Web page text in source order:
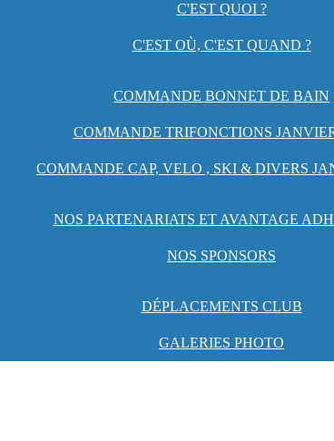
C'EST QUOI ?
C'EST OÙ, C'EST QUAND ?
COMMANDE BONNET DE BAIN
COMMANDE TRIFONCTIONS
COMMANDE CAP, VELO , SKI & DIVERS
NOS PARTENARIATS ET AVANTAGE
NOS SPONSORS
DÉPLACEMENTS CLUB
GALERIES PHOTO